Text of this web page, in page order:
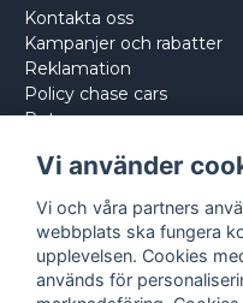
Kontakta oss
Kampanjer och rabatter
Reklamation
Policy chase cars
Returnera
Vi använder
Vi och våra partners
webbplats ska fungera
upplevelsen. Cookies
används för